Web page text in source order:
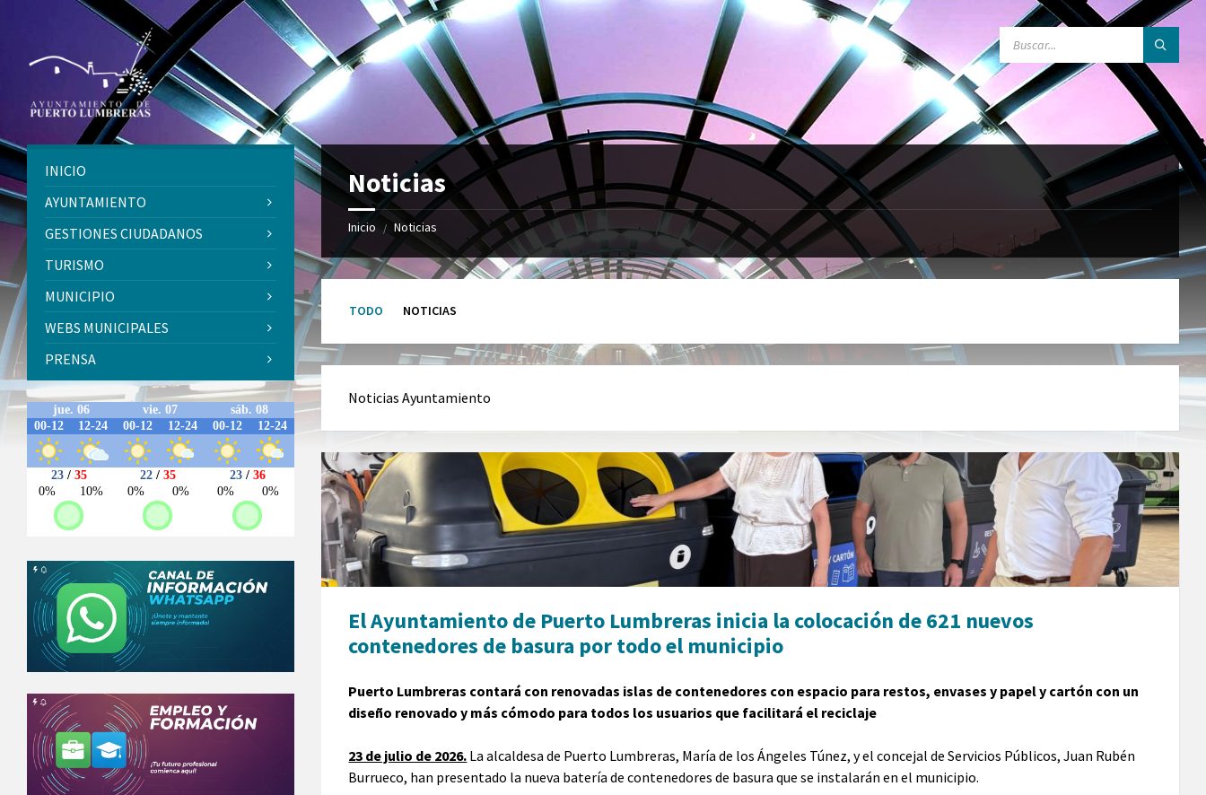
sidebar
BUSCAR:
Noticias
Inicio / Noticias
TODO NOTICIAS
Noticias Ayuntamiento
El Ayuntamiento de Puerto Lumbreras inicia la colocación de 621 nuevos
contenedores de basura por todo el municipio
Puerto Lumbreras contará con renovadas islas de contenedores con espacio para restos, envases y papel y cartón con un
diseño renovado y más cómodo para todos los usuarios que facilitará el reciclaje
23 de julio de 2026. La alcaldesa de Puerto Lumbreras, María de los Ángeles Túnez, y el concejal de Servicios Públicos, Juan Rubén
Burrueco, han presentado la nueva batería de contenedores de basura que se instalarán en el municipio.
INICIO
AYUNTAMIENTO
GESTIONES CIUDADANOS
TURISMO
MUNICIPIO
WEBS MUNICIPALES
PRENSA